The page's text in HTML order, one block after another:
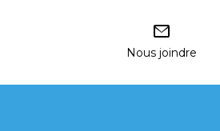
Nous joindre